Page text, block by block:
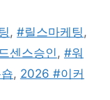
,#릴스마케팅 ,
센스승인, #워
, 2026 #이커